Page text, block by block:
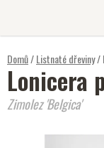
Domů/Listnaté dřeviny/
Lonicera
Zimolez 'Belgica'